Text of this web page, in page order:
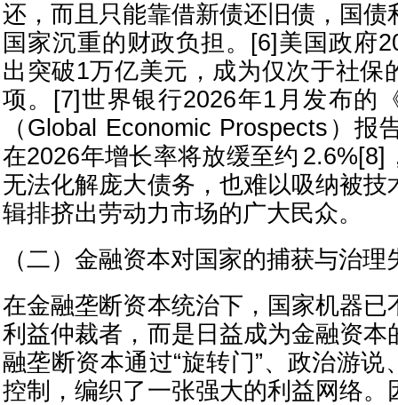
还，而且只能靠借新债还旧债，国债
国家沉重的财政负担。[6]美国政府
出突破1万亿美元，成为仅次于社保
项。[7]世界银行2026年1月发布的
（Global Economic Prospects）报
在2026年增长率将放缓至约 2.6%[8]
无法化解庞大债务，也难以吸纳被技
辑排挤出劳动力市场的广大民众。
（二）金融资本对国家的捕获与治理
在金融垄断资本统治下，国家机器已
利益仲裁者，而是日益成为金融资本
融垄断资本通过“旋转门”、政治游说
控制，编织了一张强大的利益网络。